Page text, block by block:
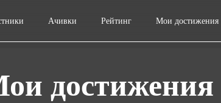
Ачивки Рейтинг Мои достижения
достижения